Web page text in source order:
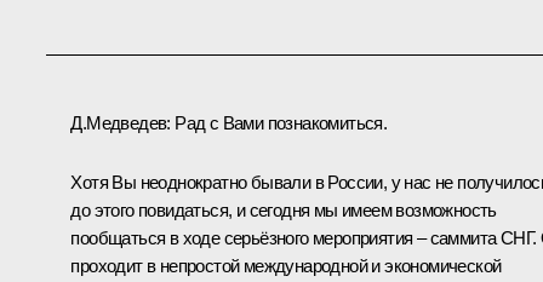
Д.Медведев: Рад с Вами познакомиться.
Хотя Вы неоднократно бывали в России, у нас не
до этого повидаться, и сегодня мы имеем возможность
пообщаться в ходе серьёзного мероприятия – саммита
проходит в непростой международной и экономической